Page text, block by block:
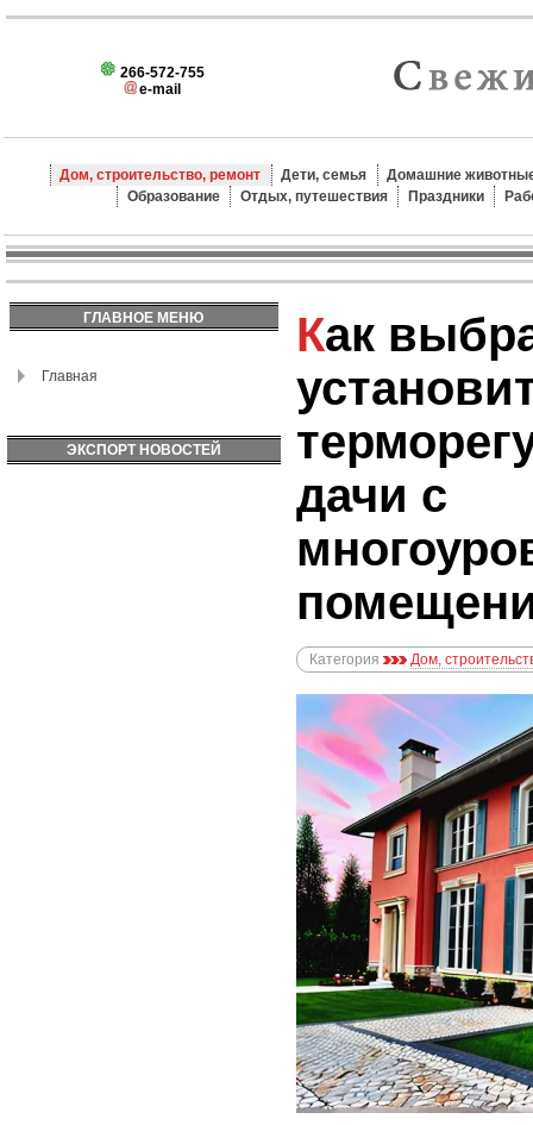
266-572-755
e-mail
Дом, строительство, ремонт Дети, семья
Домашние
Образование
Отдых, путешествия Праздники
ГЛАВНОЕ МЕНЮ
Главная
ЭКСПОРТ НОВОСТЕЙ
Как выбрать и
дачи с
Категория Дом,